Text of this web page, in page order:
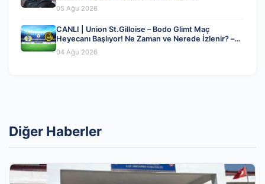
05 Ağu 2026
CANLI | Union St.Gilloise – Bodo Glimt Maç
Heyecanı Başlıyor! Ne Zaman ve Nerede İzlenir? –
04 Ağustos 2026
04 Ağu 2026
Diğer Haberler